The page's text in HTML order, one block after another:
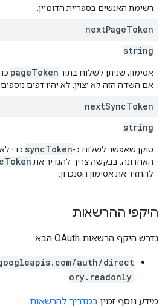
רשימת האנשים בספריית הדומיין.
nextPageToken
string
אסימון, שניתן לשלוח בתור pageToken
אם השדה הזה לא יצוין, לא יהיו דפים נוספים.
nextSyncToken
string
טוקן שאפשר לשלוח כ-syncToken כדי
האחרונה. בבקשה צריך להגדיר את
להחזיר את אסימון הסנכרון.
היקפי ההרשאות
נדרש היקף הרשאות OAuth הבא:
auth/direct
ory.readonly
מידע נוסף זמין במדריך להרשאות.